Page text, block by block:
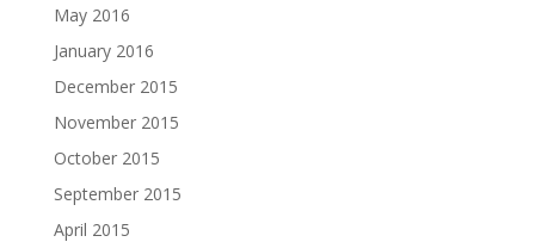
May 2016
January 2016
December 2015
November 2015
October 2015
September 2015
April 2015